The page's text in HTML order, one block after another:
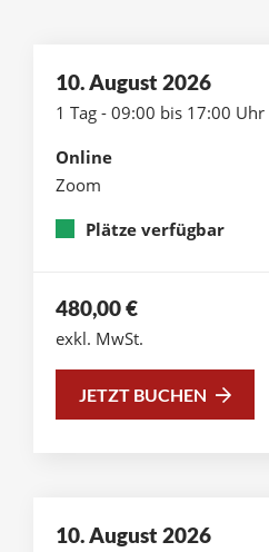
10. August 2026
1 Tag - 09:00 bis 17:00 Uhr
Online
Zoom
Plätze verfügbar
480,00€
exkl. MwSt.
JETZT BUCHEN
10. August 2026